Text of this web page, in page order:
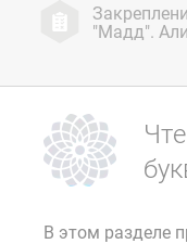
"Мадд".
В этом разделе